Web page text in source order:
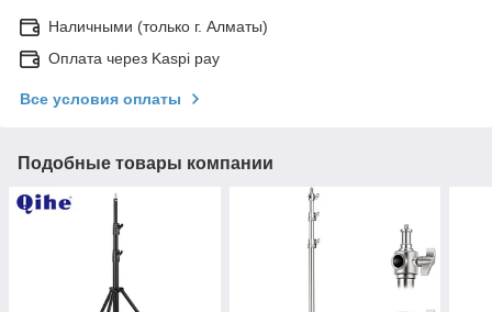
Наличными (только г. Алматы)
Оплата через Kaspi pay
Все условия оплаты
Подобные товары компании